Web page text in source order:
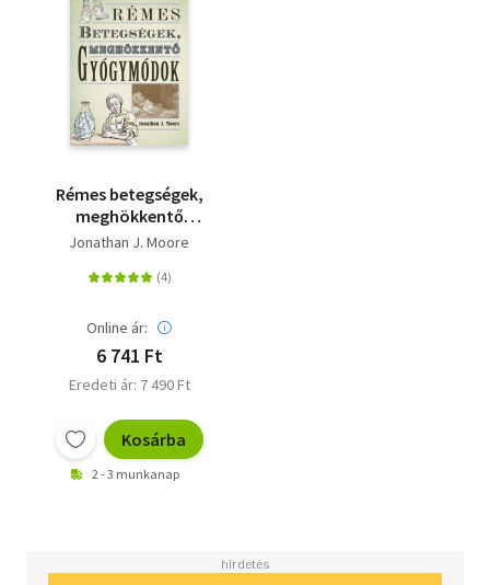
Rémes betegségek,
meghökkentő
gyógymódok
Jonathan J. Moore
Online ár:
6 741 Ft
Eredeti ár: 7 490 Ft
Kosárba
2 - 3 munkanap